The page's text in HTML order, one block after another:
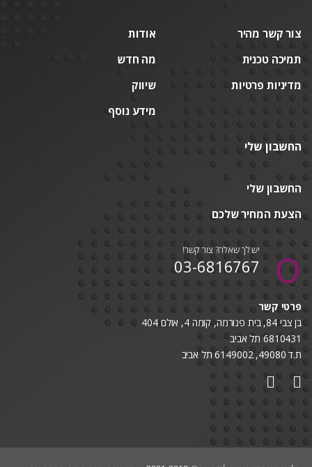
צור קשר מהיר
תמיכה טכנית
מדיניות פרטיות
אודות
מה חדש
שיווק
מידע נוסף
החשבון שלי
החשבון שלי
הצעת המחיר שלכם
יש לך שאלה? צור קשר!
03-6816767
פרטי קשר
בן צבי 84, בית פנורמה, קומה 4, אולם 404
6810431 תל אביב
ת.ד 49080, 6149002 תל אביב